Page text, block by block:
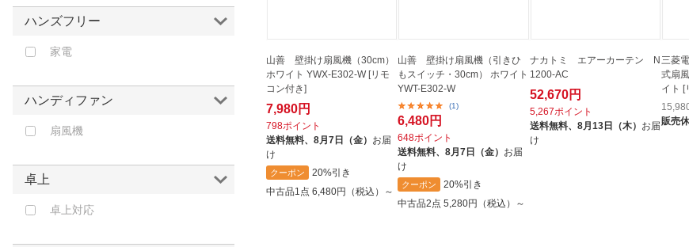
山善 壁掛け扇風機（30cm）
ホワイト YWX-E302-W [リモ
コン付き]
7,980円
798ポイント
送料無料、 8月7日（金） お届
け
クーポン
20%引き
中古品1点 6,480円（税込）～
山善 壁掛け扇風機（引きひ
もスイッチ・30cm） ホワイト
YWT-E302-W
(1)
6,480円
648ポイント
送料無料、8月7日（金） お届
け
クーポン
20%引き
中古品2点5,280円（税込）～
ナカトミ エアーカーテン N
1200-AC
52,670円
5,267ポイント
送料無料、 8月13日（木） お届
け
三菱
式扇
イト [
販売
ハンズフリー
家電
ハンディファン
扇風機
卓上
卓上対応